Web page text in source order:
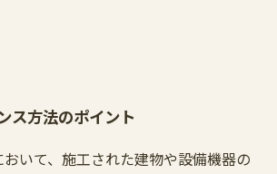
ス方法のポイント
いて、施工された建物や設備機器の